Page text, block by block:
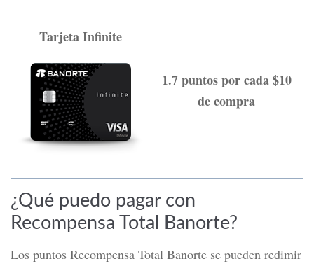
Tarjeta Infinite
1.7 puntos por cada $10
de compra
¿Qué puedo pagar con
Recompensa Total Banorte?
Los puntos Recompensa Total Banorte se pueden redimir